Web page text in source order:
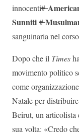
innocenti#
Sunniti #
sanguinaria nel
Dopo che il Times
movimento politico
come
Natale per
Beirut, un articolista
sua volta: «Credo